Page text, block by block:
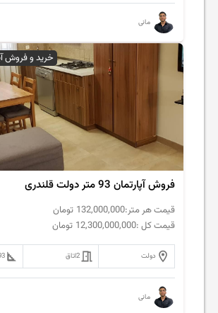
مانی
خرید و فروش
فروش آپارتمان 93 متر دولت قلندری
قیمت هر متر:132,000,000 تومان
قیمت کل :12,300,000,000 تومان
دولت 2اتاق
مانی